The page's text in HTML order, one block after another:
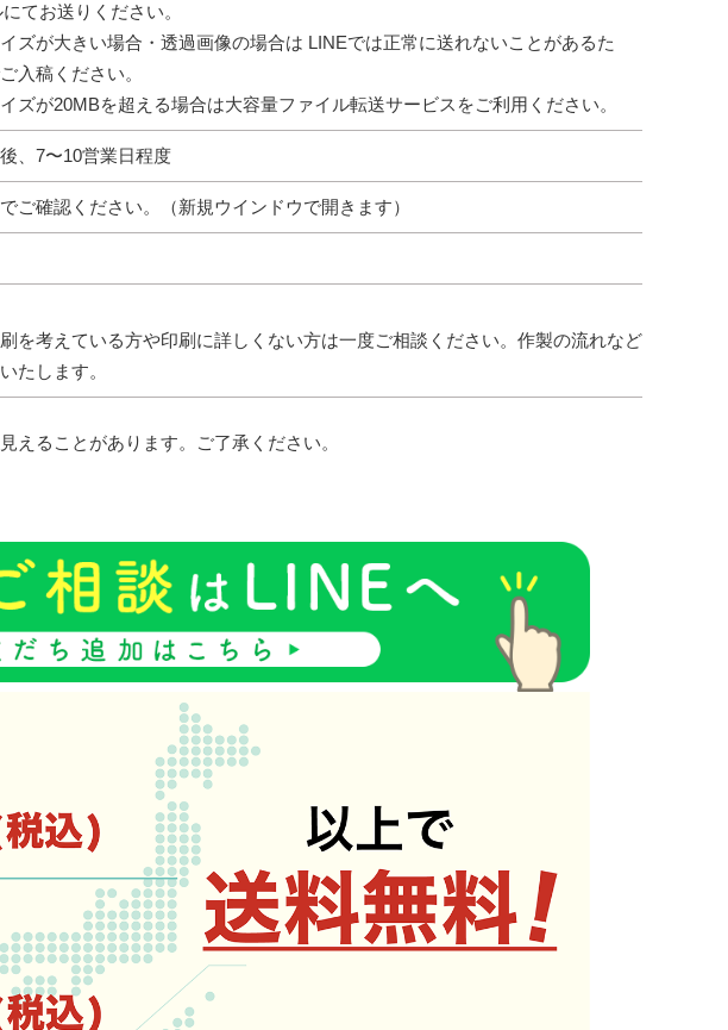
てお送りください。
ズが大きい場合・透過画像の場合は LINEでは正常に送れないことがあるた
入稿ください。
ズが20MBを超える場合は大容量ファイル転送サービスをご利用ください。
、7〜10営業日程度
でご確認ください。（新規ウインドウで開きます）
を考えている方や印刷に詳しくない方は一度ご相談ください。作製の流れなど
たします。
えることがあります。ご了承ください。